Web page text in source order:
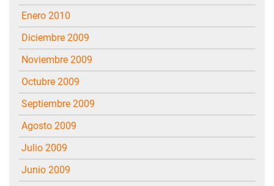
enero 2010
diciembre 2009
noviembre 2009
octubre 2009
septiembre 2009
agosto 2009
julio 2009
junio 2009